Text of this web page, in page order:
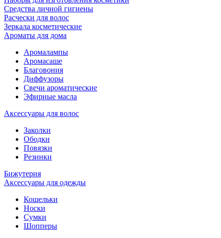
Средства личной гигиены
Расчески для волос
Зеркала косметические
Ароматы для дома
Аромалампы
Аромасаше
Благовония
Диффузоры
Свечи ароматические
Эфирные масла
Аксессуары для волос
Заколки
Ободки
Повязки
Резинки
Бижутерия
Аксессуары для одежды
Кошельки
Носки
Сумки
Шопперы